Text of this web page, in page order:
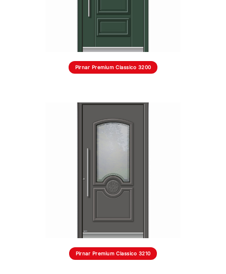
Pirnar Premium Classico 3200
Pirnar Premium Classico 3210